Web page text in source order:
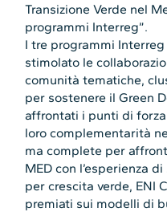
Transizione Verde nel
programmi Interreg”.
I tre programmi
stimolato le
comunità tematiche,
per sostenere il Green
affrontati i punti di
loro complementarità
ma complete per
MED con l’esperienza
per crescita verde, ENI
premiati sui modelli di